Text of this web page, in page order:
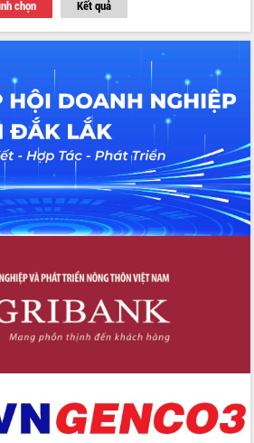
Lắk
thứ
chính
với
tỉnh
Trung
Ea
nghiệp
thôn
phá
hồ sơ
liệu đất
chọn Kết quả